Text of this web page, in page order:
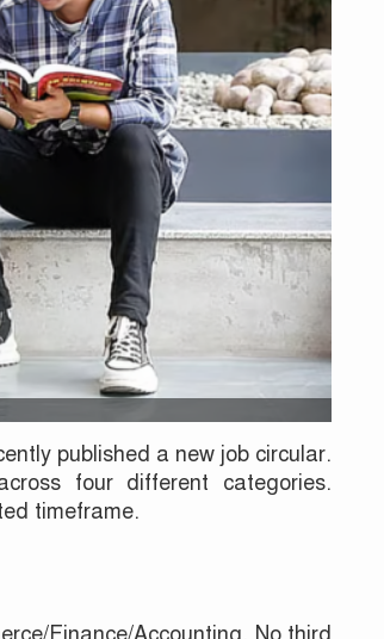
published a new job circular.
four different categories.
timeframe.